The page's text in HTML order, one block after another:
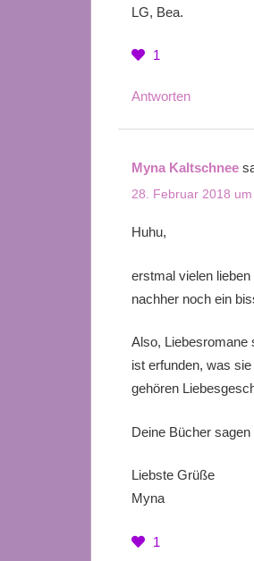
LG, Bea.
1
Antworten
Myna Kaltschnee
28. Februar 2018
Huhu,
erstmal vielen
nachher noch ein
Also, Liebesromane
ist erfunden, was
gehören
Deine Bücher
Liebste Grüße
Myna
1